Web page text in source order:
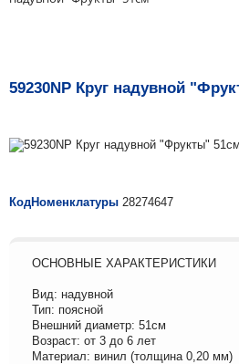
59230NP Круг надувной
КодНоменклатуры 28274647
ОСНОВНЫЕ ХАРАКТЕРИСТИКИ
Вид: надувной
Тип: поясной
Внешний диаметр: 51см
Возраст: от 3 до 6 лет
Материал: винил (толщина 0,20 мм)